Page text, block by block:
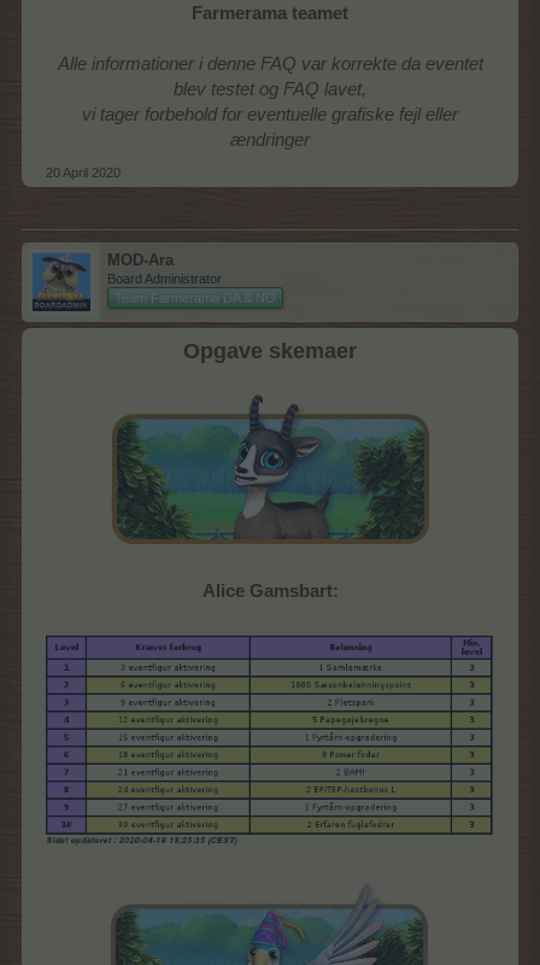
Farmerama teamet
Alle informationer i denne FAQ var korrekte da eventet
blev testet og FAQ lavet,
vi tager forbehold for eventuelle grafiske fejl eller
ændringer
20 April 2020
MOD-Ara
Board Administrator
Team Farmerama DA & NO
Opgave skemaer
Alice Gamsbart: